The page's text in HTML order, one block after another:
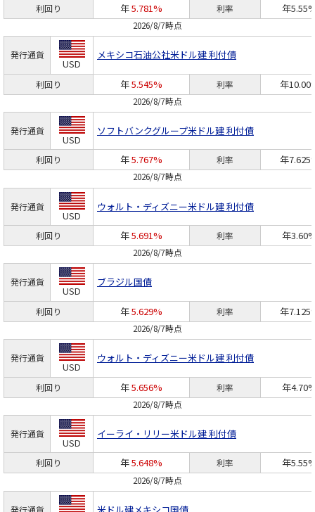
利回り 年5.781% 利率 年
2026/8/7時点
発行通貨
USD
メキシコ石油公社米ドル建 利付債
利回り 年5.545% 利率 年
2026/8/7時点
発行通貨
USD
ソフトバンクグループ米ドル建 利付債
利回り 年5.767% 利率 年
2026/8/7時点
発行通貨
USD
ウォルト・ディズニー米ドル建 利付債
利回り 年5.691% 利率 年
2026/8/7時点
発行通貨
USD
ブラジル国債
利回り 年5.629% 利率 年
2026/8/7時点
発行通貨
USD
ウォルト・ディズニー米ドル建 利付債
利回り 年5.656% 利率 年
2026/8/7時点
発行通貨
USD
イーライ・リリー米ドル建 利付債
利回り 年5.648% 利率 年
2026/8/7時点
発行通貨 米ドル建メキシコ国債